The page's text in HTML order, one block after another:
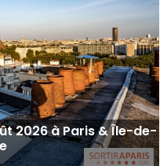
2026 à Paris & Île-de-